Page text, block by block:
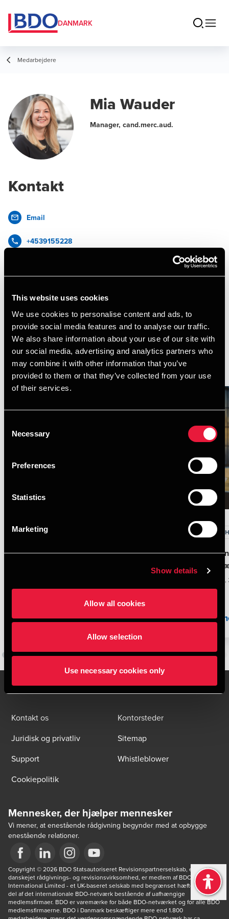
This website uses cookies
We use cookies to personalise content and ads, to
provide social media features and to analyse our traffic.
We also share information about your use of our site with
our social media, advertising and analytics partners who
may combine it with other information that you’ve
provided to them or that they’ve collected from your use
of their services.
Selection
Necessary
Preferences
Statistics
Marketing
Show details
Allow all cookies
Allow selection
Use necessary cookies only
DANMARK
Medarbejdere
Mia Wauder
Manager, cand.merc.aud.
Kontakt
Email
+4539155228
vCard
Forfatter på artikler
DEPECHEN-ARTIKEL
Lovpligtige og frivillige ESG-
Læs mere
med
APRIL
Læs
Kontakt os
Kontorsteder
Juridisk og privatliv
Sitemap
Support
Whistleblower
Cookiepolitik
Mennesker, der hjælper mennesker
Vi mener, at enestående rådgivning begynder med at opbygge
enestående relationer.
Opens in a new window/tab
Opens in a new window/tab
Opens in a new window/tab
Opens in a new window/tab
Copyright © 2026 BDO Statsautoriseret Revisionspartnerselskab, en
danskejet rådgivnings- og revisionsvirksomhed, er medlem af BDO
International Limited - et UK-baseret selskab med begrænset hæftelse - og
del af det internationale BDO-netværk bestående af uafhængige
medlemsfirmaer. BDO er varemærke for både BDO-netværket og for alle BDO
medlemsfirmaerne. BDO i Danmark beskæftiger mere end 1.800